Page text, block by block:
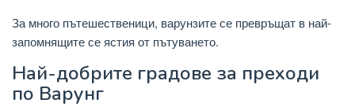
За много пътешественици, варунзите се превръщат в най-
запомнящите се ястия от пътуването.
Най-добрите градове за преходи
по Варунг